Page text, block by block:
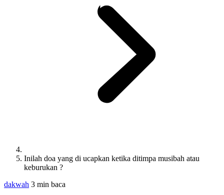
Inilah doa yang di ucapkan ketika ditimpa musibah atau
keburukan ?
dakwah 3 min baca